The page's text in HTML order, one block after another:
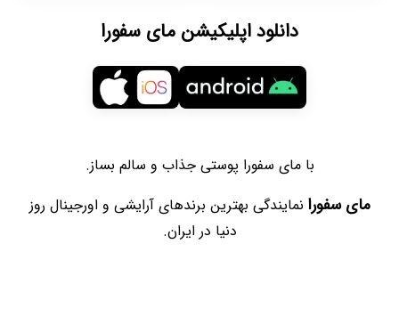
دانلود اپلیکیشن مای سفورا
با مای سفورا پوستی جذاب و سالم بساز.
مای سفورا نمایندگی بهترین برندهای آرایشی و اورجینال روز
دنیا در ایران.